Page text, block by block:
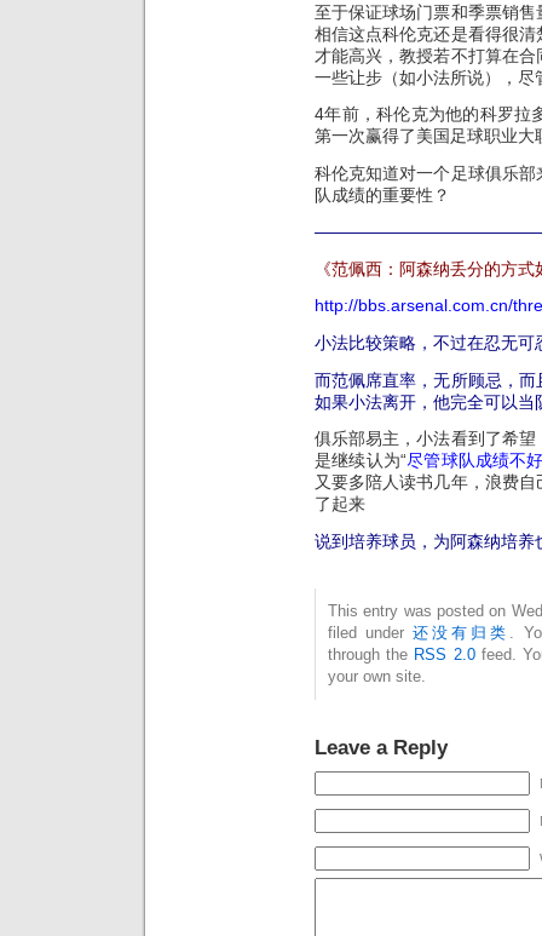
至于保证球场门票和季票销
相信这点科伦克还是看得很
才能高兴，教授若不打算在
一些让步（如小法所说），尽
4年前，科伦克为他的科罗拉
第一次赢得了美国足球职业
科伦克知道对一个足球俱乐
队成绩的重要性？
《范佩西：阿森纳丢分的方式
http://bbs.arsenal.com.cn/
小法比较策略，不过在忍无
而范佩席直率，无所顾忌，
如果小法离开，他完全可以当
俱乐部易主，小法看到了希
是继续认为“尽管球队成绩不
又要多陪人读书几年，浪费
了起来
说到培养球员，为阿森纳培
This entry was posted on
filed under还没有归类
.
through the RSS 2.0feed.
your own site.
Leave a Reply